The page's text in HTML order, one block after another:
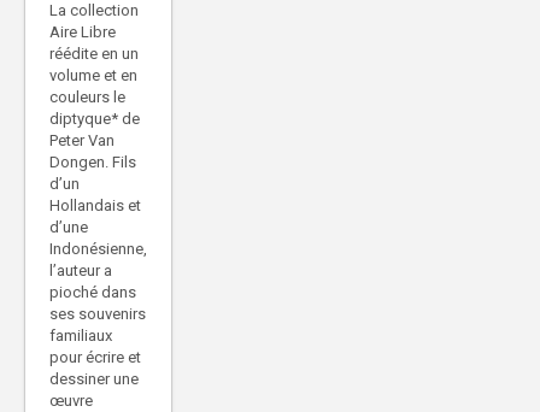
La collection
Aire Libre
réédite en un
volume et en
couleurs le
diptyque* de
Peter Van
Dongen. Fils
d’un
Hollandais et
d’une
Indonésienne,
l’auteur a
pioché dans
ses souvenirs
familiaux
pour écrire et
dessiner une
œuvre